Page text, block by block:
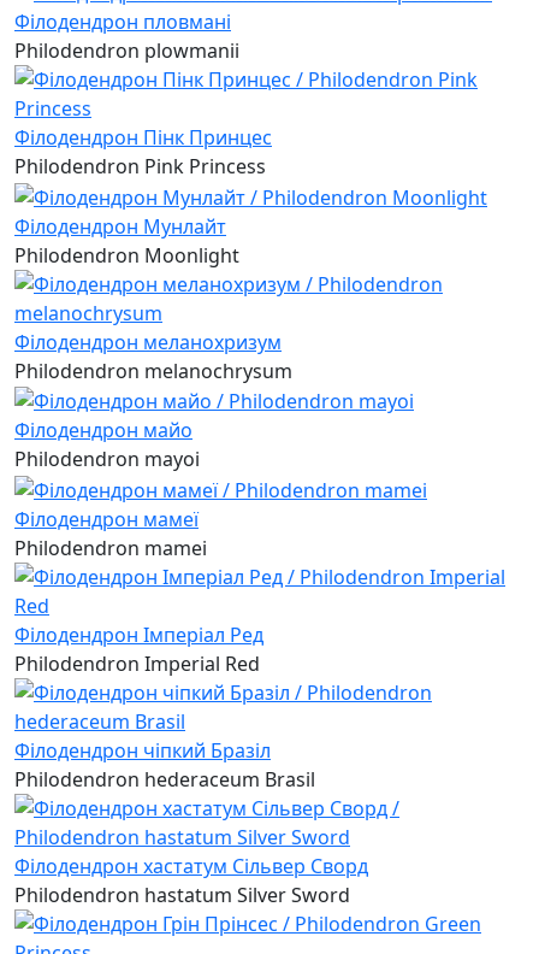
Філодендрон пловмані
Philodendron plowmanii
Філодендрон Пінк Принцес
Philodendron Pink Princess
Філодендрон Мунлайт
Philodendron Moonlight
Філодендрон меланохризум
Philodendron melanochrysum
Філодендрон майо
Philodendron mayoi
Філодендрон мамеї
Philodendron mamei
Філодендрон Імперіал Ред
Philodendron Imperial Red
Філодендрон чіпкий Бразіл
Philodendron hederaceum Brasil
Філодендрон хастатум Сільвер Сворд
Philodendron hastatum Silver Sword